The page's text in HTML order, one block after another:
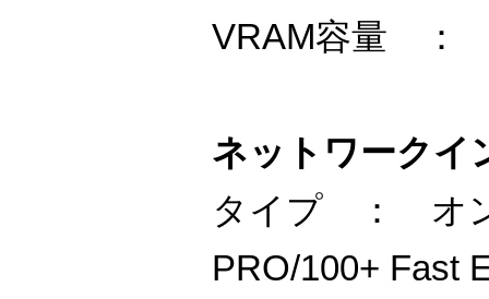
VRAM容量 ：
ネットワークイ
タイプ ： オ
PRO/100+ Fast